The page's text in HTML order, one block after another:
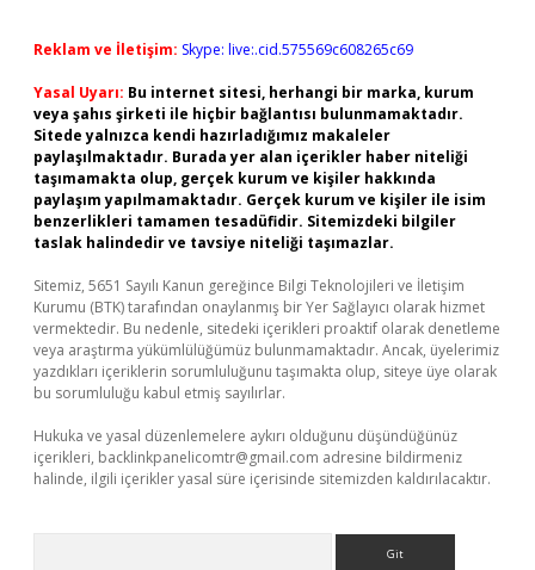
Reklam ve İletişim: Skype: live:.cid.575569c608265c69
Yasal Uyarı: Bu internet sitesi, herhangi bir marka, kurum
veya şahıs şirketi ile hiçbir bağlantısı bulunmamaktadır.
Sitede yalnızca kendi hazırladığımız makaleler
paylaşılmaktadır. Burada yer alan içerikler haber niteliği
taşımamakta olup, gerçek kurum ve kişiler hakkında
paylaşım yapılmamaktadır. Gerçek kurum ve kişiler ile isim
benzerlikleri tamamen tesadüfidir. Sitemizdeki bilgiler
taslak halindedir ve tavsiye niteliği taşımazlar.
Sitemiz, 5651 Sayılı Kanun gereğince Bilgi Teknolojileri ve İletişim
Kurumu (BTK) tarafından onaylanmış bir Yer Sağlayıcı olarak hizmet
vermektedir. Bu nedenle, sitedeki içerikleri proaktif olarak denetleme
veya araştırma yükümlülüğümüz bulunmamaktadır. Ancak, üyelerimiz
yazdıkları içeriklerin sorumluluğunu taşımakta olup, siteye üye olarak
bu sorumluluğu kabul etmiş sayılırlar.
Hukuka ve yasal düzenlemelere aykırı olduğunu düşündüğünüz
içerikleri, backlinkpanelicomtr@gmail.com adresine bildirmeniz
halinde, ilgili içerikler yasal süre içerisinde sitemizden kaldırılacaktır.